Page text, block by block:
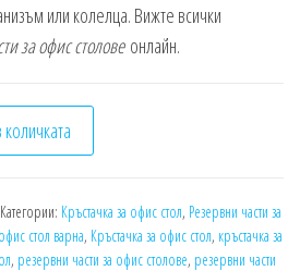
или колелца. Вижте всички
за офис столовеонлайн.
кръстачка за офис стол Ø 560
Категории: Кръстачка за офис стол, Резервни части за
стол варна, Кръстачка за офис стол, кръстачка за
, резервни части за офис столове, резервни части